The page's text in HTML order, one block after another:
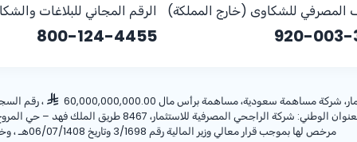
المصرفي للشكاوى (خارج المملكة)
920-003-
الرقم المجاني للبلاغات
800-124-4455
مساهمة سعودية، مساهمة برأس مال 60,000,000,000.00
، رقم السجل التجاري: 1010000096، ص.ب:
مرخص لها بموجب قرار معالي وزير المالية رقم 3/1698 وتاريخ 06/07/1408هـ ، وخاضعة لرقابة وإشراف البنك المركزي السعودي.